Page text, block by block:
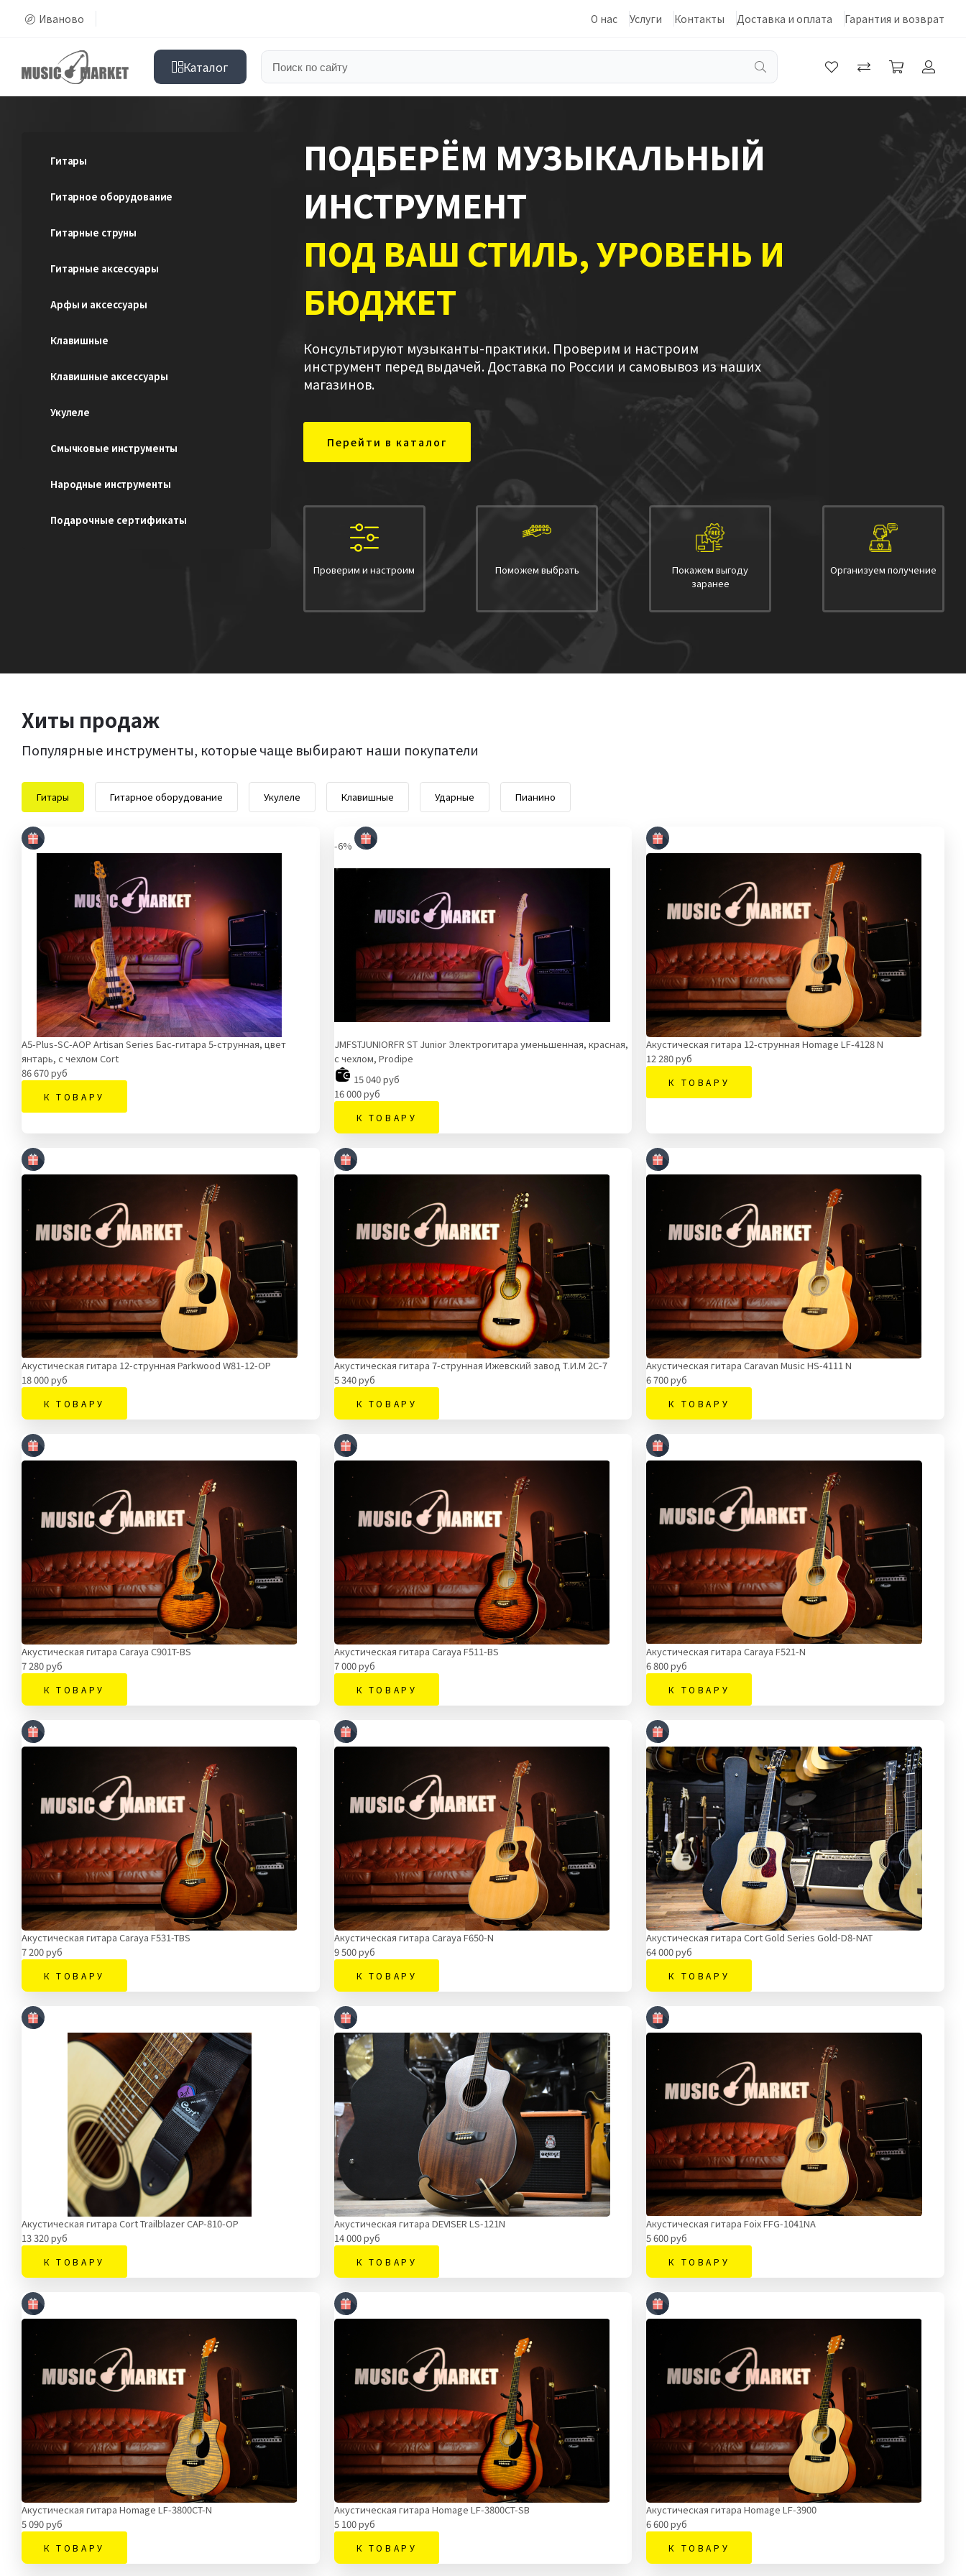
Иваново О нас Услуги Контакты Доставка и оплата Гарантия и возврат
Каталог
Гитары
Гитарное оборудование
Гитарные струны
Гитарные аксессуары
Арфы и аксессуары
Клавишные
Клавишные аксессуары
Укулеле
Смычковые инструменты
Народные инструменты
Подарочные сертификаты
ПОДБЕРЁМ МУЗЫКАЛЬНЫЙ
ИНСТРУМЕНТ
ПОД ВАШ СТИЛЬ, УРОВЕНЬ И
БЮДЖЕТ
Консультируют музыканты-практики. Проверим и настроим
инструмент перед выдачей. Доставка по России и самовывоз из наших
магазинов.
Перейти в каталог
Проверим и настроим Поможем выбрать
Покажем выгоду
заранее
Организуем получение
Хиты продаж
Популярные инструменты, которые чаще выбирают наши покупатели
Гитары Гитарное оборудование Укулеле Клавишные Ударные Пианино
A5-Plus-SC-AOP Artisan Series Бас-гитара 5-струнная, цвет
янтарь, с чехлом Cort
86 670 руб
К ТОВАРУ
-6%
JMFSTJUNIORFR ST Junior Электрогитара уменьшенная, красная,
с чехлом, Prodipe
15 040 руб
16 000 руб
К ТОВАРУ
Акустическая гитара 12-струнная Homage LF-4128 N
12 280 руб
К ТОВАРУ
Акустическая гитара 12-струнная Parkwood W81-12-OP
18 000 руб
К ТОВАРУ
Акустическая гитара 7-струнная Ижевский завод Т.И.М 2C-7
5 340 руб
К ТОВАРУ
Акустическая гитара Caravan Music HS-4111 N
6 700 руб
К ТОВАРУ
Акустическая гитара Caraya C901T-BS
7 280 руб
К ТОВАРУ
Акустическая гитара Caraya F511-BS
7 000 руб
К ТОВАРУ
Акустическая гитара Caraya F521-N
6 800 руб
К ТОВАРУ
Акустическая гитара Caraya F531-TBS
7 200 руб
К ТОВАРУ
Акустическая гитара Caraya F650-N
9 500 руб
К ТОВАРУ
Акустическая гитара Cort Gold Series Gold-D8-NAT
64 000 руб
К ТОВАРУ
Акустическая гитара Cort Trailblazer CAP-810-OP
13 320 руб
К ТОВАРУ
Акустическая гитара DEVISER LS-121N
14 000 руб
К ТОВАРУ
Акустическая гитара Foix FFG-1041NA
5 600 руб
К ТОВАРУ
Акустическая гитара Homage LF-3800CT-N
5 090 руб
К ТОВАРУ
Акустическая гитара Homage LF-3800CT-SB
5 100 руб
К ТОВАРУ
Акустическая гитара Homage LF-3900
6 600 руб
К ТОВАРУ